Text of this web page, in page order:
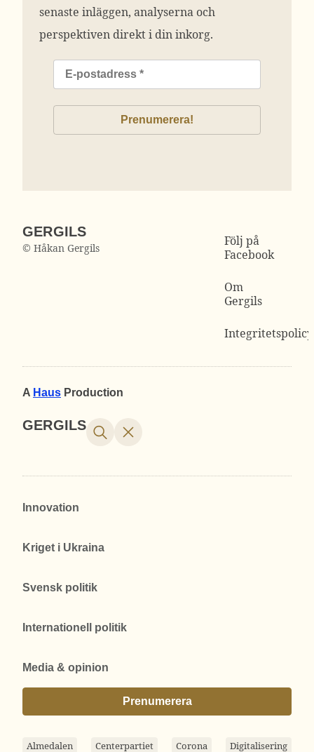
senaste inläggen, analyserna och
perspektiven direkt i din inkorg.
GERGILS
© Håkan Gergils
Följ på
Facebook
Om
Gergils
Integritetspolicy
A Haus Production
GERGILS
Innovation
Kriget i Ukraina
Svensk politik
Internationell politik
Media & opinion
Prenumerera
Almedalen Centerpartiet Corona Digitalisering